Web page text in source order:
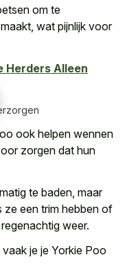
om te
wat pijnlijk voor
Herders Alleen
ook helpen wennen
zorgen dat hun
te baden, maar
ze een trim hebben of
weer.
je je Yorkie Poo